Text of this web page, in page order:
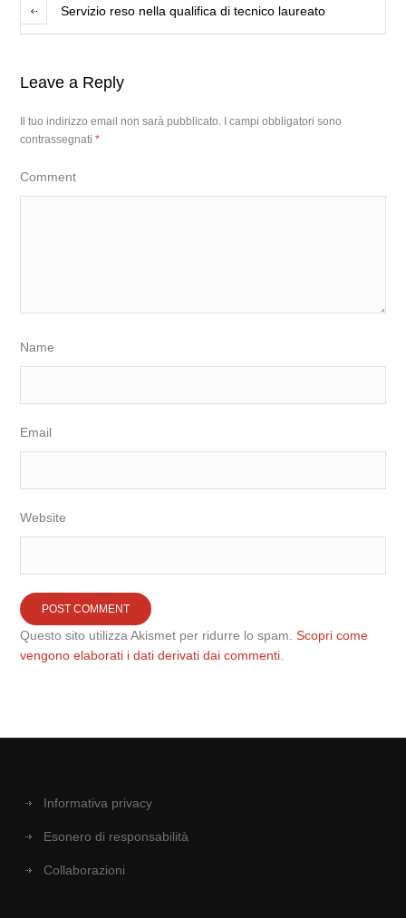
Servizio reso nella qualifica di tecnico laureato
Leave a Reply
Il tuo indirizzo email non sarà pubblicato.
I campi obbligatori sono
contrassegnati*
Comment
Name
Email
Website
Questo sito utilizza Akismet per ridurre lo spam.Scopri come
vengono elaborati i dati derivati dai commenti
Informativa privacy
Esonero di responsabilità
Collaborazioni